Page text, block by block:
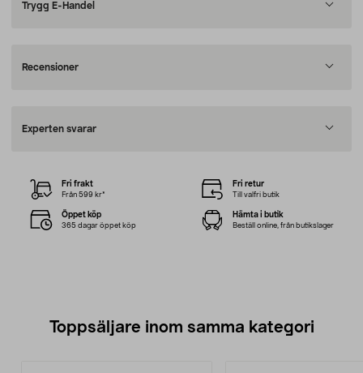
Trygg E-Handel
Recensioner
Experten svarar
Fri frakt
Från 599 kr*
Fri retur
Till valfri butik
Öppet köp
365 dagar öppet köp
Hämta i butik
Beställ online, från butikslager
Toppsäljare inom samma kategori